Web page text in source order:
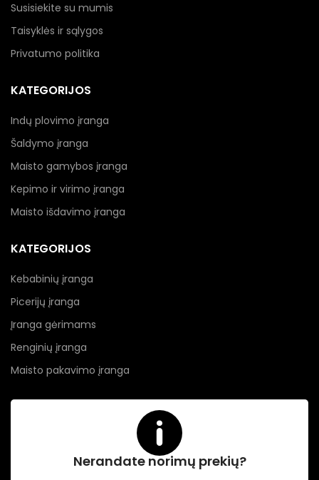
Susisiekite su mumis
Taisyklės ir sąlygos
Privatumo politika
KATEGORIJOS
Indų plovimo įranga
Šaldymo įranga
Maisto gamybos įranga
Kepimo ir virimo įranga
Maisto išdavimo įranga
KATEGORIJOS
Kebabinių įranga
Picerijų įranga
Įranga gėrimams
Renginių įranga
Maisto pakavimo įranga
Nerandate norimų prekių?